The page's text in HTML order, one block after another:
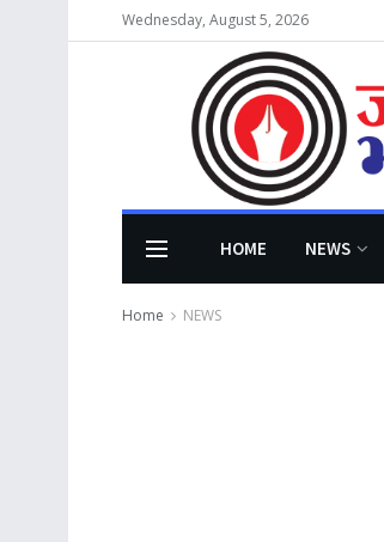
Wednesday, August 5, 2026
HOME NEWS
Home NEWS